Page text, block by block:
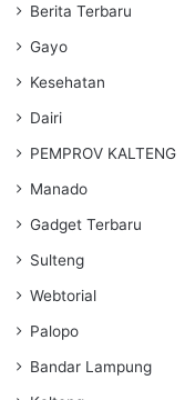
Berita Terbaru
Gayo
Kesehatan
Dairi
PEMPROV KALTENG
Manado
Gadget Terbaru
Sulteng
Webtorial
Palopo
Bandar Lampung